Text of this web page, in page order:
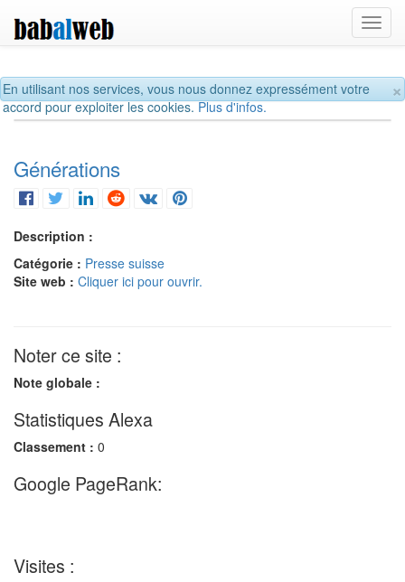
×
En utilisant nos services, vous nous donnez expressément votre
accord pour exploiter les cookies.Plus d'infos.
Générations
Description :
Catégorie : Presse suisse
Site web : Cliquer ici pour ouvrir.
Noter ce site :
Note globale :
Statistiques Alexa
Classement : 0
Google PageRank:
Visites :